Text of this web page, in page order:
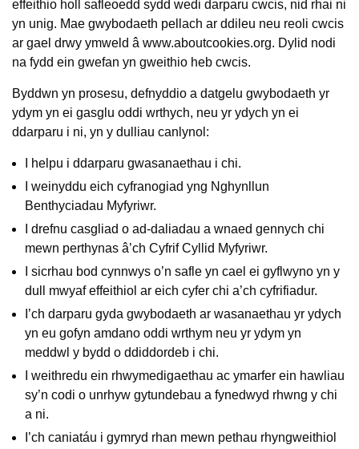
effeithio holl safleoedd sydd wedi darparu cwcis, nid rhai ni
yn unig. Mae gwybodaeth pellach ar ddileu neu reoli cwcis
ar gael drwy ymweld â www.aboutcookies.org. Dylid nodi
na fydd ein gwefan yn gweithio heb cwcis.
Byddwn yn prosesu, defnyddio a datgelu gwybodaeth yr
ydym yn ei gasglu oddi wrthych, neu yr ydych yn ei
ddarparu i ni, yn y dulliau canlynol:
I helpu i ddarparu gwasanaethau i chi.
I weinyddu eich cyfranogiad yng Nghynllun
Benthyciadau Myfyriwr.
I drefnu casgliad o ad-daliadau a wnaed gennych chi
mewn perthynas â’ch Cyfrif Cyllid Myfyriwr.
I sicrhau bod cynnwys o’n safle yn cael ei gyflwyno yn y
dull mwyaf effeithiol ar eich cyfer chi a’ch cyfrifiadur.
I’ch darparu gyda gwybodaeth ar wasanaethau yr ydych
yn eu gofyn amdano oddi wrthym neu yr ydym yn
meddwl y bydd o ddiddordeb i chi.
I weithredu ein rhwymedigaethau ac ymarfer ein hawliau
sy’n codi o unrhyw gytundebau a fynedwyd rhwng y chi
a ni.
I’ch caniatáu i gymryd rhan mewn pethau rhyngweithiol